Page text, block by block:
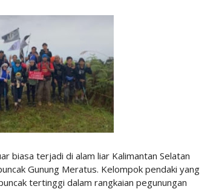
biasa terjadi di alam liar Kalimantan Selatan
Gunung Meratus. Kelompok pendaki yang
tertinggi dalam rangkaian pegunungan